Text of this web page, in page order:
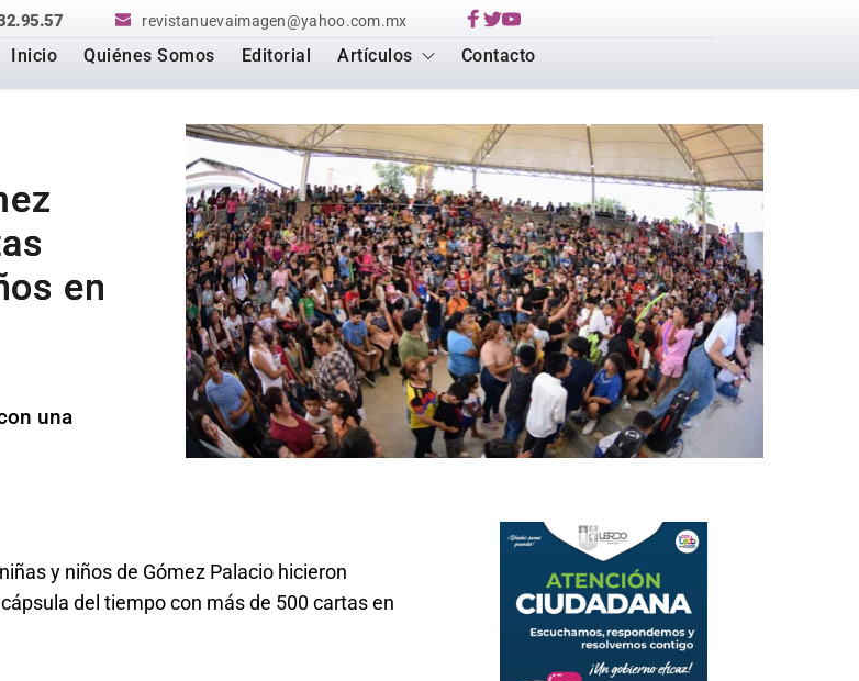
revistanuevaimagen@yahoo.com.mx
Inicio Quiénes Somos Editorial Artículos Contacto
en
una
y niños de Gómez Palacio hicieron
del tiempo con más de 500 cartas en